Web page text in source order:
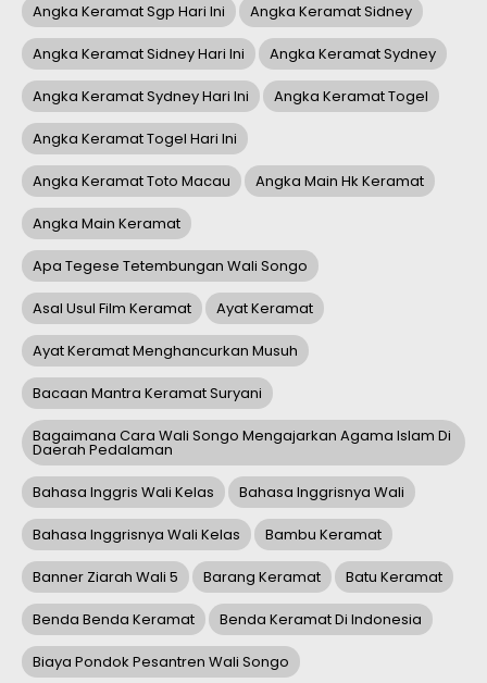
Angka Keramat Sgp Hari Ini Angka Keramat Sidney
Angka Keramat Sidney Hari Ini Angka Keramat Sydney
Angka Keramat Sydney Hari Ini Angka Keramat Togel
Angka Keramat Togel Hari Ini
Angka Keramat Toto Macau Angka Main Hk Keramat
Angka Main Keramat
Apa Tegese Tetembungan Wali Songo
Asal Usul Film Keramat Ayat Keramat
Ayat Keramat Menghancurkan Musuh
Bacaan Mantra Keramat Suryani
Bagaimana Cara Wali Songo Mengajarkan Agama Islam Di
Daerah Pedalaman
Bahasa Inggris Wali Kelas Bahasa Inggrisnya Wali
Bahasa Inggrisnya Wali Kelas Bambu Keramat
Banner Ziarah Wali 5 Barang Keramat Batu Keramat
Benda Benda Keramat Benda Keramat Di Indonesia
Biaya Pondok Pesantren Wali Songo